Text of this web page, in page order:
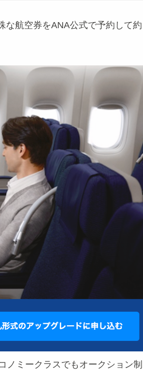
な航空券をANA公式で予約して約
ノミークラスでもオークション制